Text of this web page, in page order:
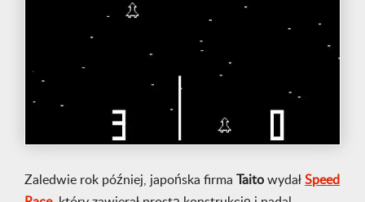
Zaledwie rok później, japońska firma Taito wydał Speed